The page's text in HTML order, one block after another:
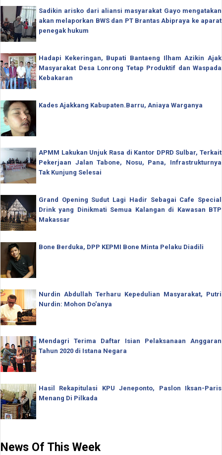
Sadikin arisko dari aliansi masyarakat Gayo mengatakan
akan melaporkan BWS dan PT Brantas Abipraya ke aparat
penegak hukum
Hadapi Kekeringan, Bupati Bantaeng Ilham Azikin Ajak
Masyarakat Desa Lonrong Tetap Produktif dan Waspada
Kebakaran
Kades Ajakkang Kabupaten.Barru, Aniaya Warganya
APMM Lakukan Unjuk Rasa di Kantor DPRD Sulbar, Terkait
Pekerjaan Jalan Tabone, Nosu, Pana, Infrastrukturnya
Tak Kunjung Selesai
Grand Opening Sudut Lagi Hadir Sebagai Cafe Special
Drink yang Dinikmati Semua Kalangan di Kawasan BTP
Makassar
Bone Berduka, DPP KEPMI Bone Minta Pelaku Diadili
Nurdin Abdullah Terharu Kepedulian Masyarakat, Putri
Nurdin: Mohon Do'anya
Mendagri Terima Daftar Isian Pelaksanaan Anggaran
Tahun 2020 di Istana Negara
Hasil Rekapitulasi KPU Jeneponto, Paslon Iksan-Paris
Menang Di Pilkada
News Of This Week